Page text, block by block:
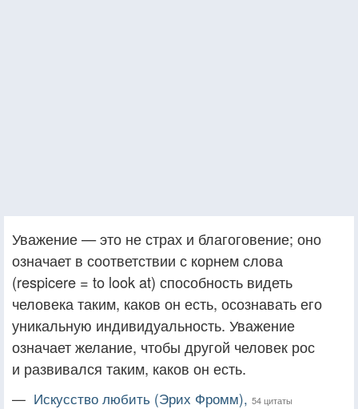
Уважение — это не страх и благоговение; оно
означает в соответствии с корнем слова
(respicere = to look at) способность видеть
человека таким, каков он есть, осознавать его
уникальную индивидуальность. Уважение
означает желание, чтобы другой человек рос
и развивался таким, каков он есть.
— Искусство любить (Эрих Фромм), 54 цитаты